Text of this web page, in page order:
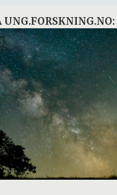
UNG.FORSKNING.NO: